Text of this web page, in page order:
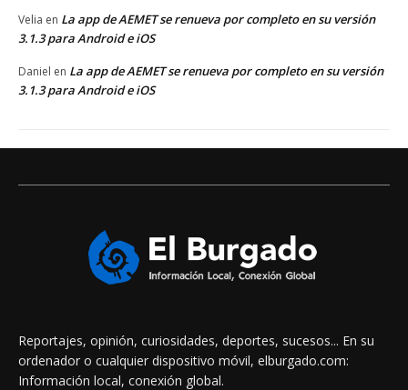
Velia en La app de AEMET se renueva por completo en su versión
3.1.3 para Android e iOS
Daniel en La app de AEMET se renueva por completo en su versión
3.1.3 para Android e iOS
Reportajes, opinión, curiosidades, deportes, sucesos... En su
ordenador o cualquier dispositivo móvil, elburgado.com:
Información local, conexión global.